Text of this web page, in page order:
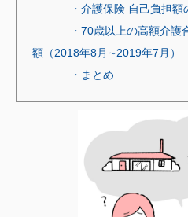
・介護保険 自己負担
・70歳以上の高額介
額（2018年8月∼2019年7月）
・まとめ